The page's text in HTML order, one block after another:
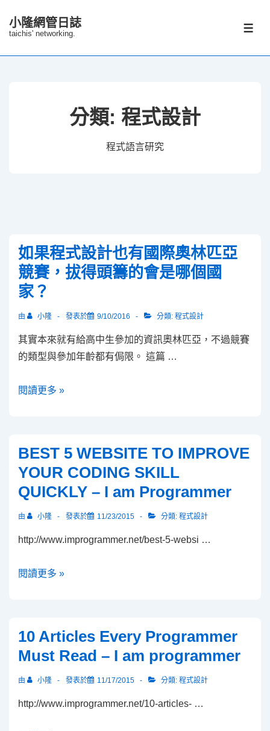
Skip
Main
小隆網管日誌
taichis' networking.
選
分類: 程式設計
程式語言研究
如果程式設計也有國際奧林匹亞
競賽，拔得頭籌的會是哪個國
家？
由 小隆 發表於 9/10/2016 分類: 程式設計
其實本來就有給高中生參加的資訊奧林匹亞，不過競賽
的類型與參加年齡都有侷限。 這篇 …
如
設
計
也
際
林
賽，
拔
得
籌
閱讀更多 »
BEST 5 WEBSITE TO IMPROVE
YOUR CODING SKILL
QUICKLY – I am Programmer
由 小隆 發表於 11/23/2015 分類: 程式設計
http://www.improgrammer.net/best-5-websi …
BEST
IMPROVE
YOUR
CODING
QUICKLY
閱讀更多 »
10 Articles Every Programmer
Must Read – I am programmer
由 小隆 發表於 11/17/2015 分類: 程式設計
http://www.improgrammer.net/10-articles- …